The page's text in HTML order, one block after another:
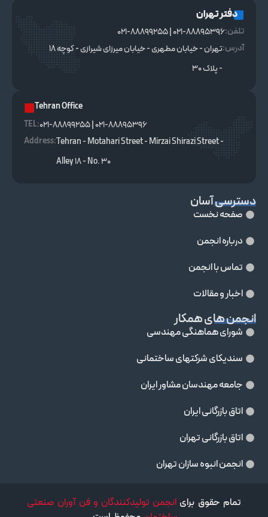
دفتر تهران
تلفن:021-88895396 | 021-88899255
آدرس:
تهران - خیابان مطهری - خیابان میرزای شیرازی - کوچه ۱۸
- پلاک ۳۰
Tehran Office
TEL :
021-88895396 | 021-88899255
Address:Tehran - Motahari Street - Mirzai Shirazi Street -
Alley 18 - No. 30
دسترسی آسان
صفحه نخست
درباره انجمن
تماس با انجمن
اخبار و مقالات
انجمن های همکار
شورای هماهنگی مهندسی
سندیکای شرکتهای ساختمانی
جامعه مهندسان مشاور ايران
اتاق بازرگانی ایران
اتاق بازرگانی تهران
انجمن انبوه سازان تهران
تمام حقوق برای انجمن تولیدکنندگان و فن آوران صنعتی